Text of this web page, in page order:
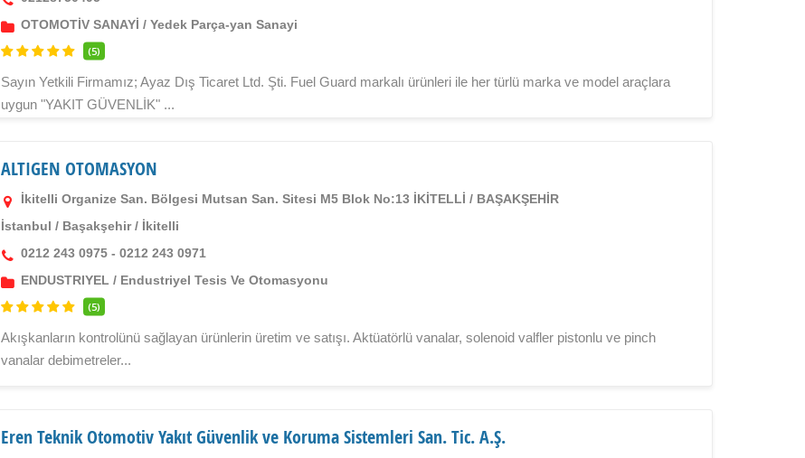
OTOMOTİV SANAYİ /Yedek Parça-yan Sanayi
(5)
Sayın Yetkili Firmamız; Ayaz Dış Ticaret Ltd. Şti. Fuel Guard markalı ürünleri ile her türlü marka ve model araçlara
uygun "YAKIT GÜVENLİK" ...
ALTIGEN OTOMASYON
İkitelli Organize San. Bölgesi Mutsan San. Sitesi M5 Blok No:13 İKİTELLİ / BAŞAKŞEHİR
İstanbul / Başakşehir/ İkitelli
0212 243 0975 - 0212 243 0971
ENDUSTRIYEL / Endustriyel Tesis Ve Otomasyonu
(5)
Akışkanların kontrolünü sağlayan ürünlerin üretim ve satışı. Aktüatörlü vanalar, solenoid valfler pistonlu ve pinch
vanalar debimetreler...
Eren Teknik Otomotiv Yakıt Güvenlik ve Koruma Sistemleri San. Tic. A.Ş.